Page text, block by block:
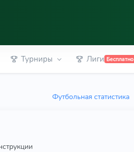
Турниры Лиги Бесплатно
Футбольная статистика